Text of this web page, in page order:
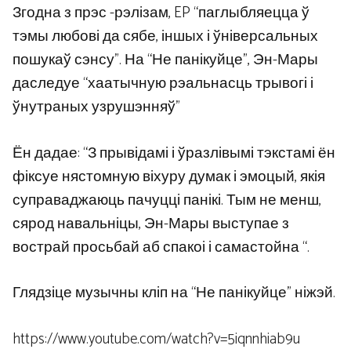
Згодна з прэс -рэлізам, EP “паглыбляецца ў
тэмы любові да сябе, іншых і ўніверсальных
пошукаў сэнсу”. На “Не панікуйце”, Эн-Мары
даследуе “хаатычную рэальнасць трывогі і
ўнутраных узрушэнняў”
Ён дадае: “З прывідамі і ўразлівымі тэкстамі ён
фіксуе нястомную віхуру думак і эмоцый, якія
суправаджаюць пачуцці панікі. Тым не менш,
сярод навальніцы, Эн-Мары выступае з
вострай просьбай аб спакоі і самастойна “.
Глядзіце музычны кліп на “Не панікуйце” ніжэй.
https://www.youtube.com/watch?v=5iqnnhiab9u